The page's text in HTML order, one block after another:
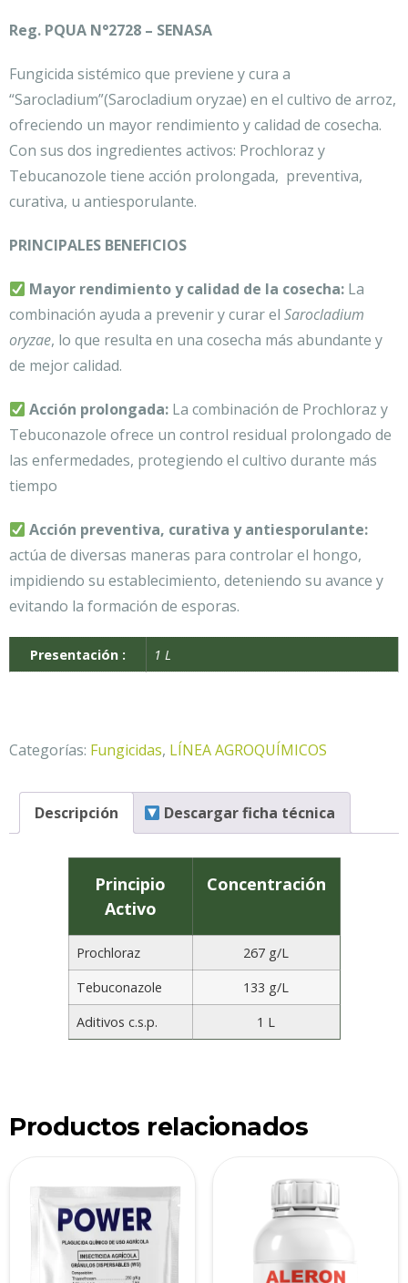
Reg. PQUA N°2728 – SENASA
Fungicida sistémico que previene y cura a
“Sarocladium”(Sarocladium oryzae) en el cultivo de arroz,
ofreciendo un mayor rendimiento y calidad de cosecha.
Con sus dos ingredientes activos: Prochloraz y
Tebucanozole tiene acción prolongada, preventiva,
curativa, u antiesporulante.
PRINCIPALES BENEFICIOS
Mayor rendimiento y calidad de la cosecha: La
combinación ayuda a prevenir y curar el Sarocladium
oryzae, lo que resulta en una cosecha más abundante y
de mejor calidad.
Acción prolongada: La combinación de Prochloraz y
Tebuconazole ofrece un control residual prolongado de
las enfermedades, protegiendo el cultivo durante más
tiempo
Acción preventiva, curativa y antiesporulante:
actúa de diversas maneras para controlar el hongo,
impidiendo su establecimiento, deteniendo su avance y
evitando la formación de esporas.
Presentación : 1 L
Categorías: Fungicidas, LÍNEA AGROQUÍMICOS
Descripción Descargar ficha técnica
Principio
Activo
Concentración
Prochloraz
267 g/L
Tebuconazole
133 g/L
Aditivos c.s.p.
1 L
Productos relacionados